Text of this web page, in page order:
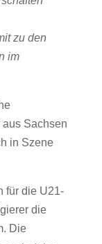
zu den
im
Sachsen
in Szene
für die U21-
die
Die